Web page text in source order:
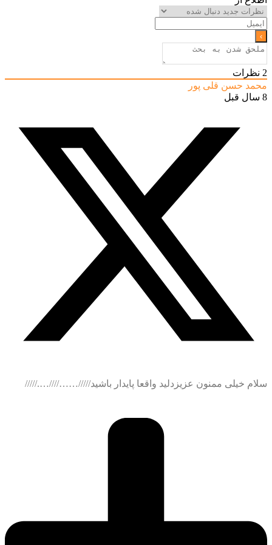
2 نظرات
محمد حسن قلی پور
8 سال قبل
سلام خیلی ممنون عزیزدلید واقعا پایدار باشید/////……////…./////